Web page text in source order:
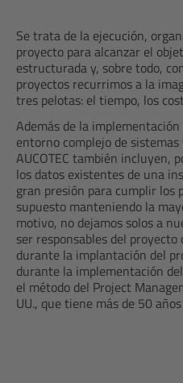
Se trata de la ejecución,
proyecto para alcanzar el
estructurada y, sobre todo,
proyectos recurrimos a la
tres pelotas: el tiempo, los
Además de la
entorno complejo de
AUCOTEC también incluyen,
los datos existentes de una
gran presión para cumplir los
supuesto manteniendo la
motivo, no dejamos solos a
ser responsables del
durante la implantación del
durante la implementación
el método del Project
UU., que tiene más de 50